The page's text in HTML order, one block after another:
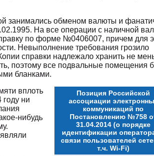
занимались обменом валюты и
На все операции с наличной
по форме №0406007, причем для
Невыполнение требования грозило
справки надлежало хранить не
поэтому все подвальные помещения
бланками.
Позиция Российской
ассоциации
коммуникаций по
Постановлению №758
31.04.2014 (о порядке
идентификации
связи пользователей
т.ч. Wi-Fi)
вплоть
году ни
нибудь